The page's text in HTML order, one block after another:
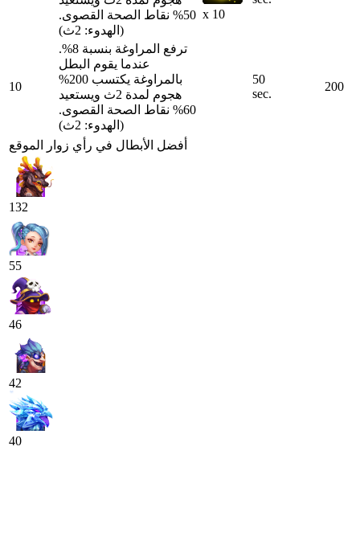
50% نقاط الصحة القصوى.
(الهدوء: 2ث)
x 10
10
ترفع المراوغة بنسبة 8%.
عندما يقوم البطل
بالمراوغة يكتسب 200%
هجوم لمدة 2ث ويستعيد
60% نقاط الصحة القصوى.
(الهدوء: 2ث)
50
sec.
200
أفضل الأبطال في رأي زوار الموقع
132
55
46
42
40